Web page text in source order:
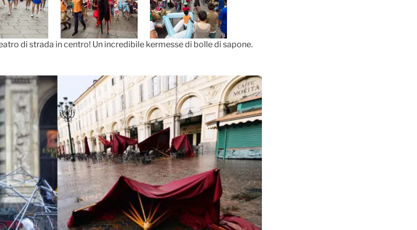
di strada in centro! Un incredibile kermesse di bolle di sapone.